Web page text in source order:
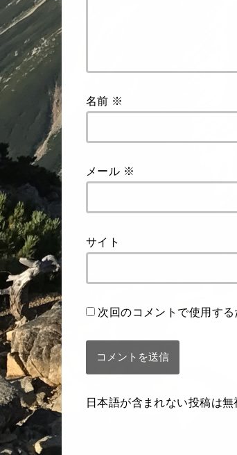
名前 ※
メール ※
サイト
次回のコメントで使用す
日本語が含まれない投稿は